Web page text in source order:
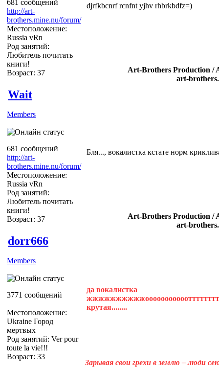
681 сообщений
http://art-
brothers.mine.nu/forum/
Местоположение:
Russia vRn
Род занятий:
Любитель почитать
книги!
Возраст: 37
djrfkbcnrf rcnfnt yjhv rhbrkbdfz=)
Art-Brothers Production /
art-
Wait
Members
681 сообщений
http://art-
brothers.mine.nu/forum/
Местоположение:
Russia vRn
Род занятий:
Любитель почитать
книги!
Возраст: 37
Бля..., вокалистка кстате норм
Art-Brothers Production /
art-
dorr666
Members
3771 сообщений
Местоположение:
Ukraine Город
мертвых
Род занятий: Ver pour
toute la vie!!!
Возраст: 33
да вокалистка
крутая........
Зарывая свои грехи в землю – люди